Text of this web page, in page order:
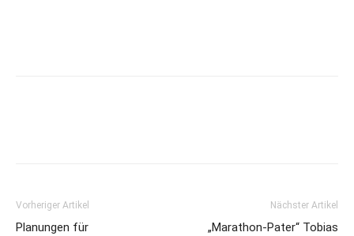
Vorheriger Artikel
Planungen für
Nächster Artikel
„Marathon-Pater“ Tobias